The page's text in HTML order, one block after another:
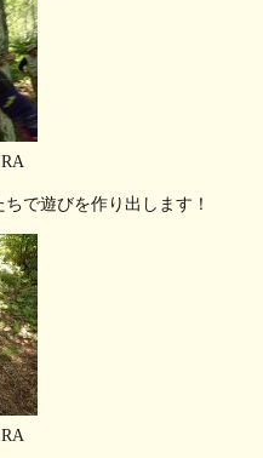
で遊びを作り出します！